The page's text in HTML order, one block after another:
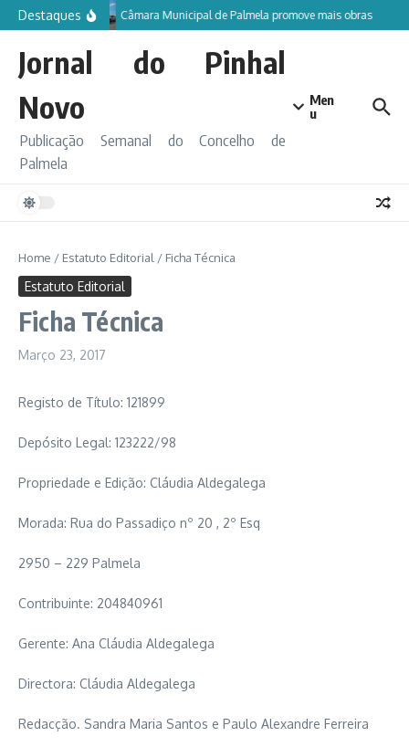
Ir para o conteúdo
Destaques Câmara Municipal de Palmela promove mais obras
Jornal do Pinhal
Novo
Publicação Semanal do Concelho de
Palmela
Men
u
Home / Estatuto Editorial / Ficha Técnica
Estatuto Editorial
Ficha Técnica
Março 23, 2017
Registo de Título: 121899
Depósito Legal: 123222/98
Propriedade e Edição: Cláudia Aldegalega
Morada: Rua do Passadiço nº 20 , 2º Esq
2950 – 229 Palmela
Contribuinte: 204840961
Gerente: Ana Cláudia Aldegalega
Directora: Cláudia Aldegalega
Redacção. Sandra Maria Santos e Paulo Alexandre Ferreira